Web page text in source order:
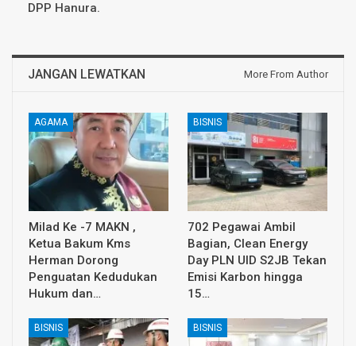
DPP Hanura.
JANGAN LEWATKAN More From Author
AGAMA
Milad Ke -7 MAKN ,
Ketua Bakum Kms
Herman Dorong
Penguatan Kedudukan
Hukum dan…
BISNIS
702 Pegawai Ambil
Bagian, Clean Energy
Day PLN UID S2JB Tekan
Emisi Karbon hingga
15…
BISNIS BISNIS